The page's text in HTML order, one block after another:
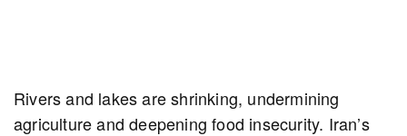
Rivers and lakes are shrinking, undermining
agriculture and deepening food insecurity. Iran’s